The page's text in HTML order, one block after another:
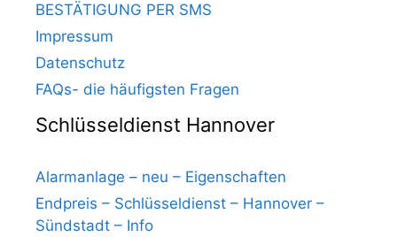
BESTÄTIGUNG PER SMS
Impressum
Datenschutz
FAQs- die häufigsten Fragen
Schlüsseldienst Hannover
Alarmanlage – neu – Eigenschaften
Endpreis – Schlüsseldienst – Hannover –
Sündstadt – Info